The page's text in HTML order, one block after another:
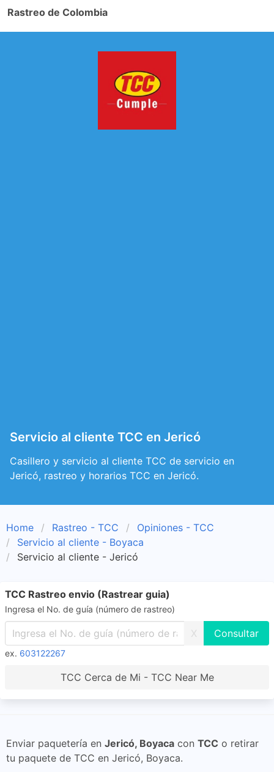
Rastreo de Colombia
Servicio al cliente TCC en Jericó
Casillero y servicio al cliente TCC de servicio en
Jericó, rastreo y horarios TCC en Jericó.
Home Rastreo - TCC
Opiniones - TCC
Servicio al cliente - Boyaca
Servicio al cliente - Jericó
TCC Rastreo envio (Rastrear guia)
Ingresa el No. de guía (número de rastreo)
X
ex. 603122267
TCC Cerca de Mi - TCC Near Me
Enviar paquetería en Jericó, Boyaca con TCC o retirar
tu paquete de TCC en Jericó, Boyaca.